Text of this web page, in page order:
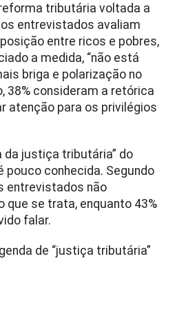
tributária voltada a
entrevistados avaliam
entre ricos e pobres,
a medida, “não está
briga e polarização no
38% consideram a retórica
atenção para os privilégios
da justiça tributária” do
pouco conhecida. Segundo
entrevistados não
que se trata, enquanto 43%
falar.
de “justiça tributária”